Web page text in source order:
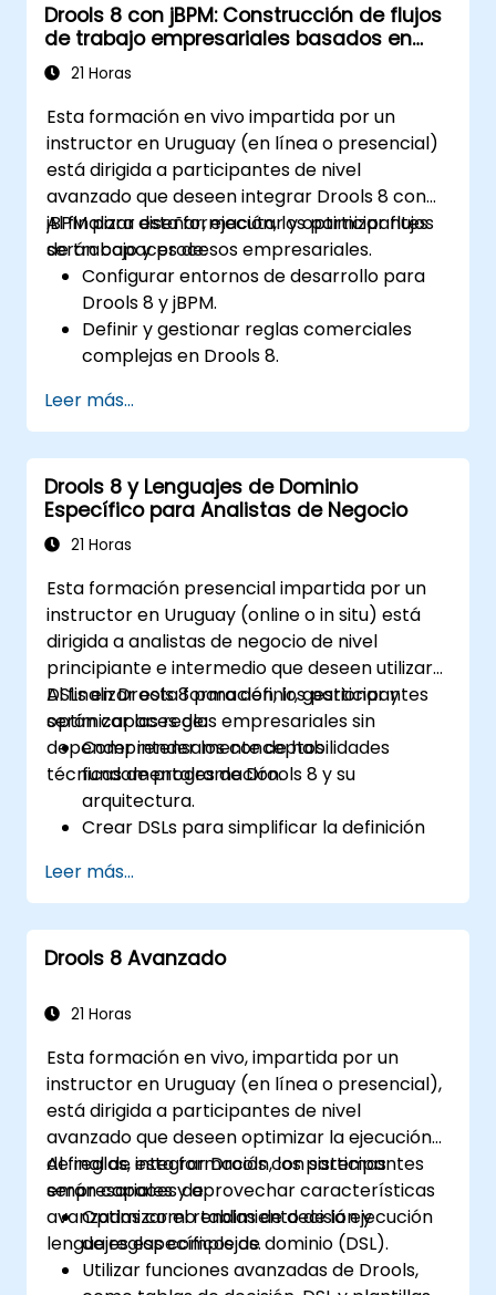
Drools 8 con jBPM: Construcción de flujos
de trabajo empresariales basados en
reglas21 Horas
Esta formación en vivo impartida por un
instructor en Uruguay (en línea o presencial)
está dirigida a participantes de nivel
avanzado que deseen integrar Drools 8 con
jBPM para diseñar, ejecutar y optimizar flujos
de trabajo y procesos empresariales.
Al finalizar esta formación, los participantes
serán capaces de:
Configurar entornos de desarrollo para
Drools 8 y jBPM.
Definir y gestionar reglas comerciales
complejas en Drools 8.
utilizando jBPM.
Integrar las reglas de Drools en los
procesos de jBPM para una toma de
decisiones dinámica.
Optimizar y solucionar problemas en
flujos de trabajo impulsados por reglas.
Leer más...
Drools 8 y Lenguajes de Dominio
Específico para Analistas de Negocio
21 Horas
Esta formación presencial impartida por un
instructor en Uruguay (online o in situ) está
dirigida a analistas de negocio de nivel
principiante e intermedio que deseen utilizar
DSLs en Drools 8 para definir, gestionar y
optimizar las reglas empresariales sin
depender intensamente de habilidades
técnicas de programación.
Al finalizar esta formación, los participantes
serán capaces de:
Comprender los conceptos
fundamentales de Drools 8 y su
arquitectura.
Crear DSLs para simplificar la definición
usuarios no técnicos.
Gestionar, probar y mantener las reglas
de manera eficaz utilizando Drools
Workbench.
implementar y refinar las reglas
Aplicar buenas prácticas en la
optimización de reglas y la gestión del
ciclo de vida.
Leer más...
Drools 8 Avanzado
21 Horas
Esta formación en vivo, impartida por un
instructor en Uruguay (en línea o presencial),
está dirigida a participantes de nivel
avanzado que deseen optimizar la ejecución
de reglas, integrar Drools con sistemas
empresariales y aprovechar características
avanzadas como tablas de decisión y
lenguajes específicos de dominio (DSL).
Al final de esta formación, los participantes
serán capaces de:
Optimizar el rendimiento de la ejecución
de reglas complejas.
Utilizar funciones avanzadas de Drools,